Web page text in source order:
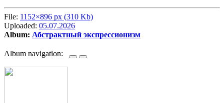
File: 1152×896 px (310 Kb)
Uploaded: 05.07.2026
Album: Абстрактный экспрессионизм
Album navigation: